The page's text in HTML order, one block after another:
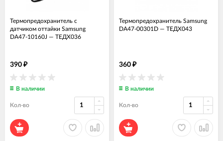
Термопредохранитель с
датчиком оттайки Samsung
DA47-10160J — ТЕДХ036
390 ₽
В наличии
Кол-во
Термопредохранитель Samsung
DA47-00301D — ТЕДХ043
360 ₽
В наличии
Кол-во